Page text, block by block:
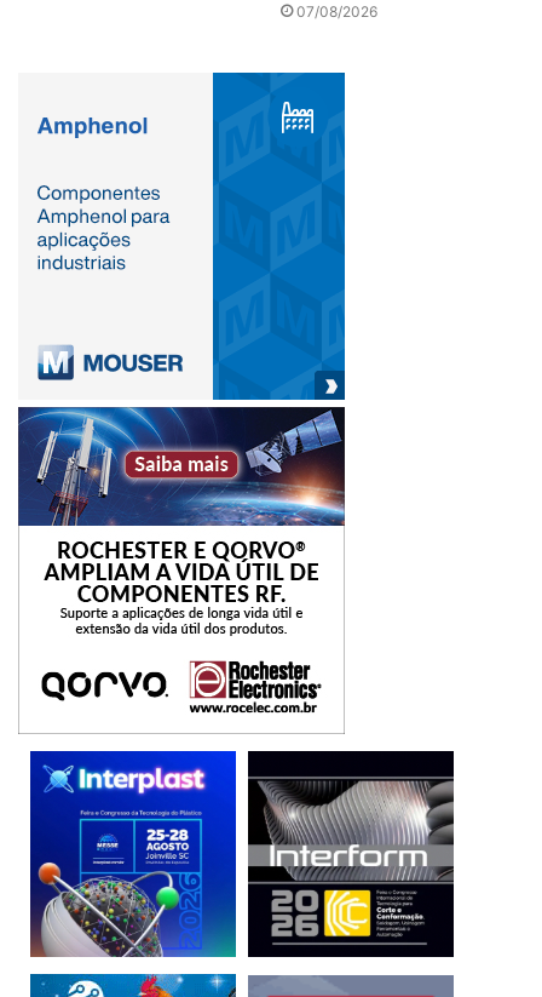
Equipamentos
07/08/2026